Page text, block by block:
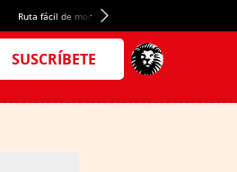
Ruta fácil de montaña